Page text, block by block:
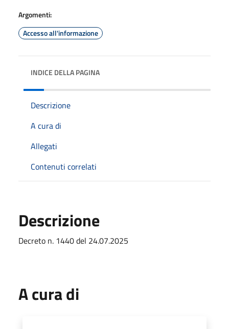
Argomenti:
Accesso all'informazione
INDICE DELLA PAGINA
Descrizione
A cura di
Allegati
Contenuti correlati
Descrizione
Decreto n. 1440 del 24.07.2025
A cura di